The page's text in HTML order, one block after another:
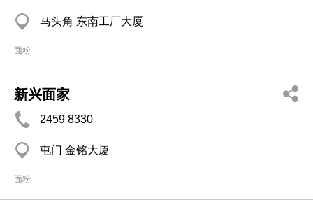
马头角 东南工厂大厦
面粉
新兴面家
2459 8330
屯门 金铭大厦
面粉